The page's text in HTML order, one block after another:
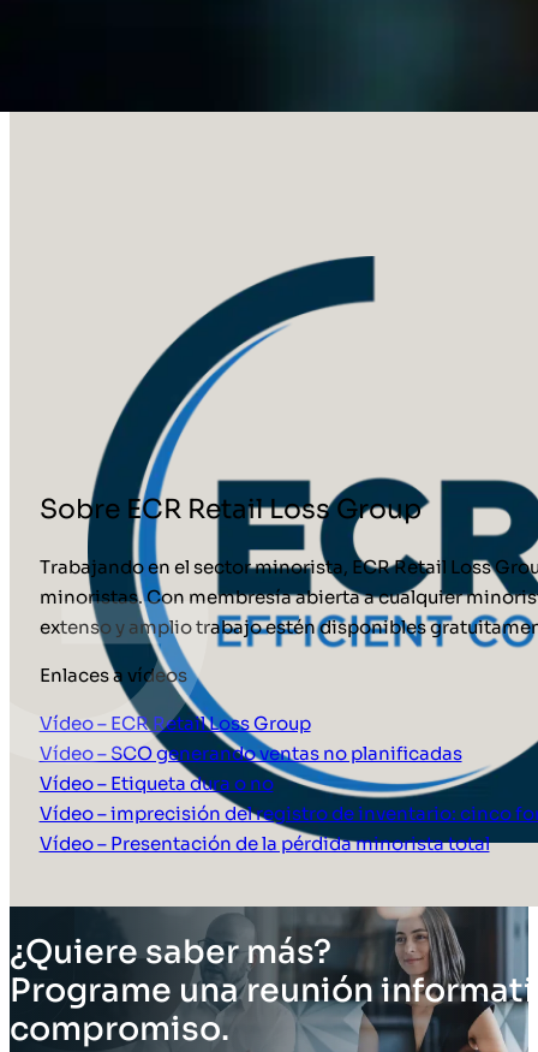
Sobre ECR Retail Loss Group
Trabajando en el sector minorista, ECR Retail Loss
minoristas. Con membresía abierta a cualquier
extenso y amplio trabajo estén disponibles
Enlaces a vídeos
Vídeo – ECR Retail Loss Group
Vídeo – SCO generando ventas no planificadas
Vídeo – Etiqueta dura o no
Vídeo – imprecisión del registro de inventario: cinco
Vídeo – Presentación de la pérdida minorista total
¿Quiere saber más?
Programe una reunión
compromiso.